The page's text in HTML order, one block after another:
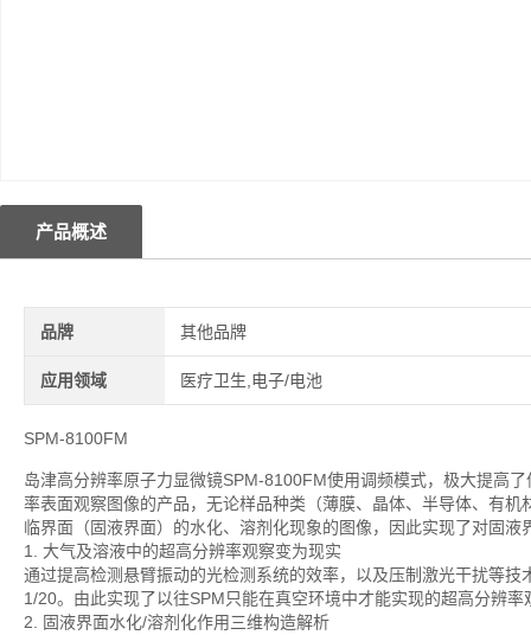
产品概述
品牌 其他品牌
应用领域 医疗卫生,电子/电池
SPM-8100FM
岛津高分辨率原子力显微镜SPM-8100FM使用调频模式，极大提高
率表面观察图像的产品，无论样品种类（薄膜、晶体、半导体、有
临界面（固液界面）的水化、溶剂化现象的图像，因此实现了对固液
1. 大气及溶液中的超高分辨率观察变为现实
通过提高检测悬臂振动的光检测系统的效率，以及压制激光干扰等
1/20。由此实现了以往SPM只能在真空环境中才能实现的超高分辨率
2. 固液界面水化/溶剂化作用三维构造解析